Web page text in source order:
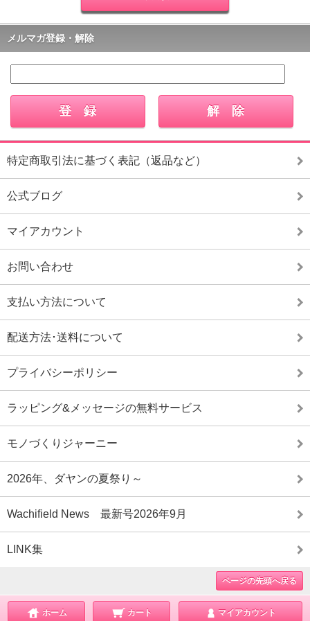
メルマガ登録・解除
特定商取引法に基づく表記（返品など）
公式ブログ
マイアカウント
お問い合わせ
支払い方法について
配送方法･送料について
プライバシーポリシー
ラッピング&メッセージの無料サービス
モノづくりジャーニー
2026年、ダヤンの夏祭り～
Wachifield News 最新号2026年9月
LINK集
ページの先頭へ戻る
ホーム カート マイアカウント